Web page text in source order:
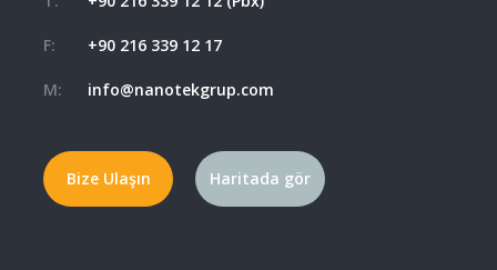
F: +90 216 339 12 17
M: info@nanotekgrup.com
Bize Ulaşın Haritada gör